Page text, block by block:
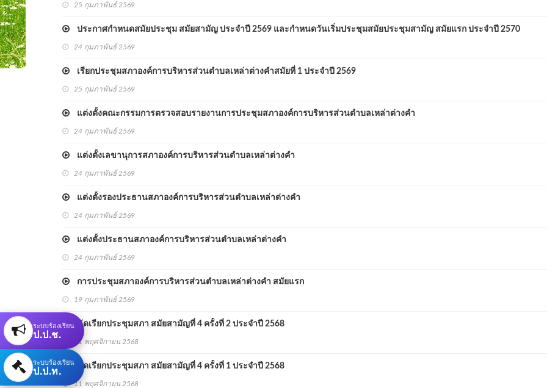
25 กุมภาพันธ์ 2569
ประกาศกำหนดสมัยประชุม สมัยสามัญ ประจำปี 2569 และกำหนดวันเริ่มประชุมสมัยประชุมสามัญ สมัยแรก ประจำปี 2570
24 กุมภาพันธ์ 2569
เรียกประชุมสภาองค์การบริหารส่วนตำบลเหล่าต่างคำสมัยที่ 1 ประจำปี 2569
25 กุมภาพันธ์ 2569
แต่งตั้งคณะกรรมการตรวจสอบรายงานการประชุมสภาองค์การบริหารส่วนตำบลเหล่าต่างคำ
24 กุมภาพันธ์ 2569
แต่งตั้งเลขานุการสภาองค์การบริหารส่วนตำบลเหล่าต่างคำ
24 กุมภาพันธ์ 2569
แต่งตั้งรองประธานสภาองค์การบริหารส่วนตำบลเหล่าต่างคำ
24 กุมภาพันธ์ 2569
แต่งตั้งประธานสภาองค์การบริหารส่วนตำบลเหล่าต่างคำ
24 กุมภาพันธ์ 2569
การประชุมสภาองค์การบริหารส่วนตำบลเหล่าต่างคำ สมัยแรก
19 กุมภาพันธ์ 2569
นัดเรียกประชุมสภา สมัยสามัญที่ 4 ครั้งที่ 2 ประจำปี 2568
21 พฤศจิกายน 2568
นัดเรียกประชุมสภา สมัยสามัญที่ 4 ครั้งที่ 1 ประจำปี 2568
11 พฤศจิกายน 2568
ระบบร้องเรียน
ป.ป.ช.
ระบบร้องเรียน
ป.ป.ท.